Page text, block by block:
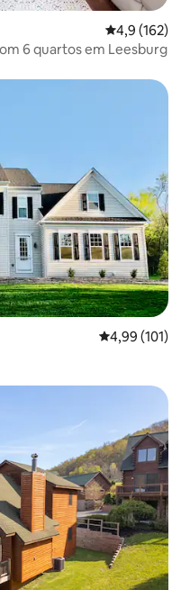
4,9 de uma
4,9 (162)
6 quartos em Leesburg
hóspedes
4,99 de uma
4,99 (101)